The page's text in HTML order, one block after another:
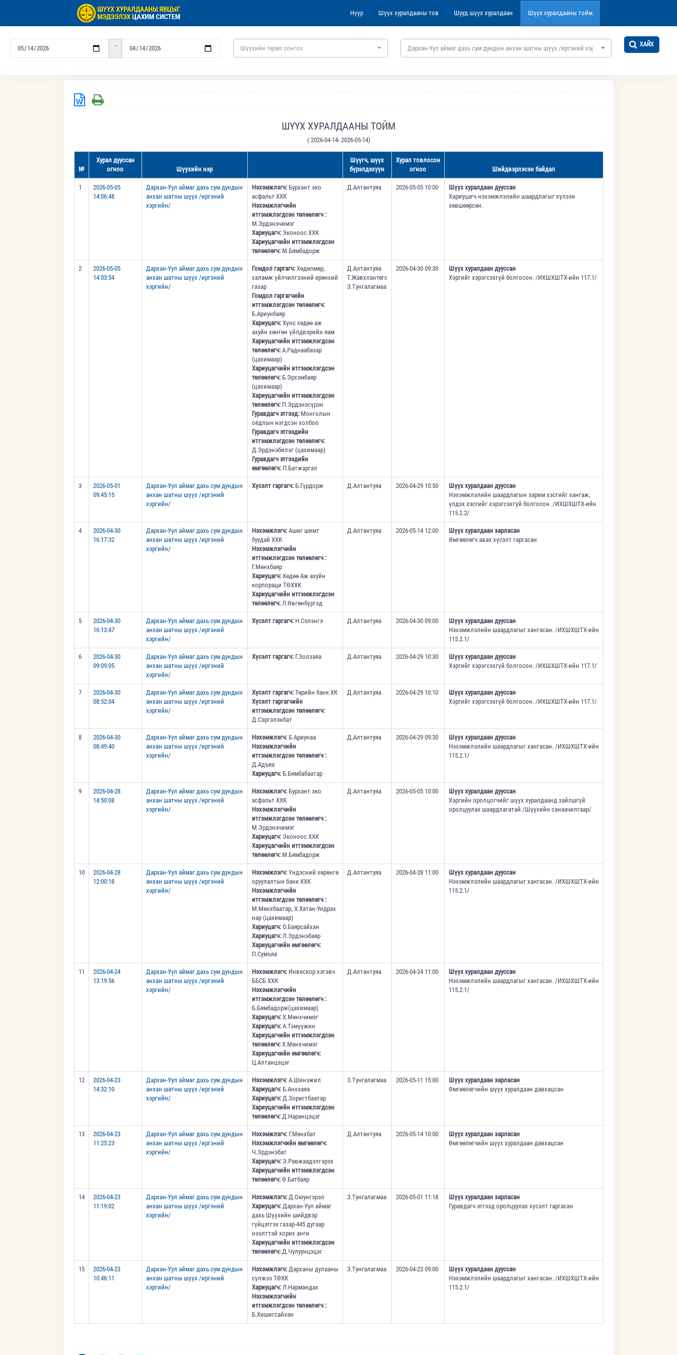
Нүүр Шүүх хуралдааны тов Шууд шүүх хуралдаан Шүүх хуралдааны тойм
- Шүүхийн төрөл сонгох Дархан-Уул аймаг дахь сум дундын анхан шатны шүүх /иргэний хэргийн/
ХАЙХ
ШҮҮХ ХУРАЛДААНЫ ТОЙМ
( 2026-04-14- 2026-05-14)
№
Хурал дууссан
огноо
Шүүхийн нэр
Шүүгч, шүүх
бүрэлдэхүүн
Хурал товлосон
огноо
Шийдвэрлэсэн байдал
1
2026-05-05
14:06:48
Дархан-Уул аймаг дахь сум дундын
анхан шатны шүүх /иргэний
хэргийн/
Нэхэмжлэгч:Бурхант эко
асфальт ХХК
Нэхэмжлэгчийн
итгэмжлэгдсэн төлөөлөгч :
М.Эрдэнэчимэг
Хариуцагч:Эконоос ХХК
Хариуцагчийн итгэмжлэгдсэн
төлөөлөгч:М.Бямбадорж
Д.Алтантуяа 2026-05-05 10:00
Шүүх хуралдаан дууссан
Хариуцагч нэхэмжлэлийн шаардлагыг хүлээн
зөвшөөрсөн.
2
2026-05-05
14:03:54
Дархан-Уул аймаг дахь сум дундын
анхан шатны шүүх /иргэний
хэргийн/
Гомдол гаргагч:Хөдөлмөр,
халамж үйлчилгээний ерөнхий
газар
Гомдол гаргагчийн
итгэмжлэгдсэн төлөөлөгч:
Б.Ариунбаяр
Хариуцагч:Хүнс хөдөө аж
ахуйн хөнгөн үйлдвэрийн яам
Хариуцагчийн итгэмжлэгдсэн
төлөөлөгч:А.Раднаабазар
(цахимаар)
Хариуцагчийн итгэмжлэгдсэн
төлөөлөгч:Б.Эрхэмбаяр
(цахимаар)
Хариуцагчийн итгэмжлэгдсэн
төлөөлөгч:П.Эрдэнэсүрэн
Гуравдагч этгээд:Монголын
оёдлын нэгдсэн холбоо
Гуравдагч этгээдийн
итгэмжлэгдсэн төлөөлөгч:
Д.Эрдэнэбилэг (цахимаар)
Гуравдагч этгээдийн
өмгөөлөгч:П.Батжаргал
Д.Алтантуяа
Т.Жавхлантөгс
З.Тунгалагмаа
2026-04-30 09:30
Шүүх хуралдаан дууссан
Хэргийг хэрэгсэхгүй болгосон. /ИХШХШТХ-ийн 117.1/
3
2026-05-01
09:45:15
Дархан-Уул аймаг дахь сум дундын
анхан шатны шүүх /иргэний
хэргийн/
Хүсэлт гаргагч:Б.Гүрдорж Д.Алтантуяа 2026-04-29 10:50
Шүүх хуралдаан дууссан
Нэхэмжлэлийн шаардлагын зарим хэсгийг хангаж,
үлдэх хэсгийг хэрэгсэхгүй болгосон. /ИХШХШТХ-ийн
115.2.2/
4
2026-04-30
16:17:32
Дархан-Уул аймаг дахь сум дундын
анхан шатны шүүх /иргэний
хэргийн/
Нэхэмжлэгч:Ашиг шимт
буудай ХХК
Нэхэмжлэгчийн
итгэмжлэгдсэн төлөөлөгч :
Г.Мөнхбаяр
Хариуцагч:Хөдөө Аж ахуйн
корпораци ТӨХХК
Хариуцагчийн итгэмжлэгдсэн
төлөөлөгч:Л.Өвгөнбүргэд
Д.Алтантуяа 2026-05-14 12:00
Шүүх хуралдаан зарласан
Өмгөөлөгч авах хүсэлт гаргасан
5
2026-04-30
16:13:47
Дархан-Уул аймаг дахь сум дундын
анхан шатны шүүх /иргэний
хэргийн/
Хүсэлт гаргагч:Н.Сэлэнгэ Д.Алтантуяа 2026-04-30 09:00
Шүүх хуралдаан дууссан
Нэхэмжлэлийн шаардлагыг хангасан. /ИХШХШТХ-ийн
115.2.1/
6
2026-04-30
09:09:05
Дархан-Уул аймаг дахь сум дундын
анхан шатны шүүх /иргэний
хэргийн/
Хүсэлт гаргагч:Г.Золзаяа Д.Алтантуяа 2026-04-29 10:30
Шүүх хуралдаан дууссан
Хэргийг хэрэгсэхгүй болгосон. /ИХШХШТХ-ийн 117.1/
7
2026-04-30
08:52:04
Дархан-Уул аймаг дахь сум дундын
анхан шатны шүүх /иргэний
хэргийн/
Хүсэлт гаргагч:Төрийн банк ХК
Хүсэлт гаргагчийн
итгэмжлэгдсэн төлөөлөгч:
Д.Сэргэлэнбат
Д.Алтантуяа 2026-04-29 10:10
Шүүх хуралдаан дууссан
Хэргийг хэрэгсэхгүй болгосон. /ИХШХШТХ-ийн 117.1/
8
2026-04-30
08:49:40
Дархан-Уул аймаг дахь сум дундын
анхан шатны шүүх /иргэний
хэргийн/
Нэхэмжлэгч:Б.Ариунаа
Нэхэмжлэгчийн
итгэмжлэгдсэн төлөөлөгч :
Д.Адъяа
Хариуцагч:Б.Бямбабаатар
Д.Алтантуяа 2026-04-29 09:30
Шүүх хуралдаан дууссан
Нэхэмжлэлийн шаардлагыг хангасан. /ИХШХШТХ-ийн
115.2.1/
9
2026-04-28
14:50:08
Дархан-Уул аймаг дахь сум дундын
анхан шатны шүүх /иргэний
хэргийн/
Нэхэмжлэгч:Бурхант эко
асфальт ХХК
Нэхэмжлэгчийн
итгэмжлэгдсэн төлөөлөгч :
М.Эрдэнэчимэг
Хариуцагч:Эконоос ХХК
Хариуцагчийн итгэмжлэгдсэн
төлөөлөгч:М.Бямбадорж
Д.Алтантуяа 2026-05-05 10:00
Шүүх хуралдаан дууссан
Хэргийн оролцогчийг шүүх хуралдаанд зайлшгүй
оролцуулах шаардлагатай /Шүүхийн санаачилгаар/
10
2026-04-28
12:00:18
Дархан-Уул аймаг дахь сум дундын
анхан шатны шүүх /иргэний
хэргийн/
Нэхэмжлэгч:Үндэсний хөрөнгө
оруулалтын банк ХХК
Нэхэмжлэгчийн
итгэмжлэгдсэн төлөөлөгч :
М.Мөнхбаатар, Х.Хатан-Ундрах
нар (цахимаар)
Хариуцагч:О.Баярсайхан
Хариуцагч:Л.Эрдэнэбаяр
Хариуцагчийн өмгөөлөгч:
П.Сумъяа
Д.Алтантуяа 2026-04-28 11:00
Шүүх хуралдаан дууссан
Нэхэмжлэлийн шаардлагыг хангасан. /ИХШХШТХ-ийн
115.2.1/
11
2026-04-24
13:19:56
Дархан-Уул аймаг дахь сум дундын
анхан шатны шүүх /иргэний
хэргийн/
Нэхэмжлэгч:Инвескор хэтэвч
ББСБ ХХК
Нэхэмжлэгчийн
итгэмжлэгдсэн төлөөлөгч :
Б.Бямбадорж(цахимаар)
Хариуцагч:Х.Мөнхчимэг
Хариуцагч:А.Тэмүүжин
Хариуцагчийн итгэмжлэгдсэн
төлөөлөгч:Х.Мөнхчимэг
Хариуцагчийн өмгөөлөгч:
Ц.Алтанцэцэг
Д.Алтантуяа 2026-04-24 11:00
Шүүх хуралдаан дууссан
Нэхэмжлэлийн шаардлагыг хангасан. /ИХШХШТХ-ийн
115.2.1/
12
2026-04-23
14:32:10
Дархан-Уул аймаг дахь сум дундын
анхан шатны шүүх /иргэний
хэргийн/
Нэхэмжлэгч:А.Шинэжил
Хариуцагч:Б.Анхзаяа
Хариуцагч:Д.Зоригтбаатар
Хариуцагчийн итгэмжлэгдсэн
төлөөлөгч:Д.Наранцэцэг
З.Тунгалагмаа 2026-05-11 15:00
Шүүх хуралдаан зарласан
Өмгөөлөгчийн шүүх хуралдаан давхацсан
13
2026-04-23
11:25:23
Дархан-Уул аймаг дахь сум дундын
анхан шатны шүүх /иргэний
хэргийн/
Нэхэмжлэгч:Г.Мөнхбат
Нэхэмжлэгчийн өмгөөлөгч:
Ч.Эрдэнэбат
Хариуцагч:Э.Равжаадэлгэрэх
Хариуцагчийн итгэмжлэгдсэн
төлөөлөгч:Ө.Батбаяр
Д.Алтантуяа 2026-05-14 10:00
Шүүх хуралдаан зарласан
Өмгөөлөгчийн шүүх хуралдаан давхацсан
14
2026-04-23
11:19:02
Дархан-Уул аймаг дахь сум дундын
анхан шатны шүүх /иргэний
хэргийн/
Нэхэмжлэгч:Д.Оюунгэрэл
Хариуцагч:Дархан-Уул аймаг
дахь Шүүхийн шийдвэр
гүйцэтгэх газар-445 дугаар
нээлттэй хорих анги
Хариуцагчийн итгэмжлэгдсэн
төлөөлөгч:Д.Чулуунцэцэг
З.Тунгалагмаа 2026-05-01 11:18
Шүүх хуралдаан зарласан
Гуравдагч этгээд оролцуулах хүсэлт гаргасан
15
2026-04-23
10:46:11
Дархан-Уул аймаг дахь сум дундын
анхан шатны шүүх /иргэний
хэргийн/
Нэхэмжлэгч:Дарханы дулааны
сүлжээ ТӨХК
Хариуцагч:Л.Нармандах
Нэхэмжлэгчийн
итгэмжлэгдсэн төлөөлөгч :
Б.Хишигсайхан
З.Тунгалагмаа 2026-04-23 09:00
Шүүх хуралдаан дууссан
Нэхэмжлэлийн шаардлагыг хангасан. /ИХШХШТХ-ийн
115.2.1/